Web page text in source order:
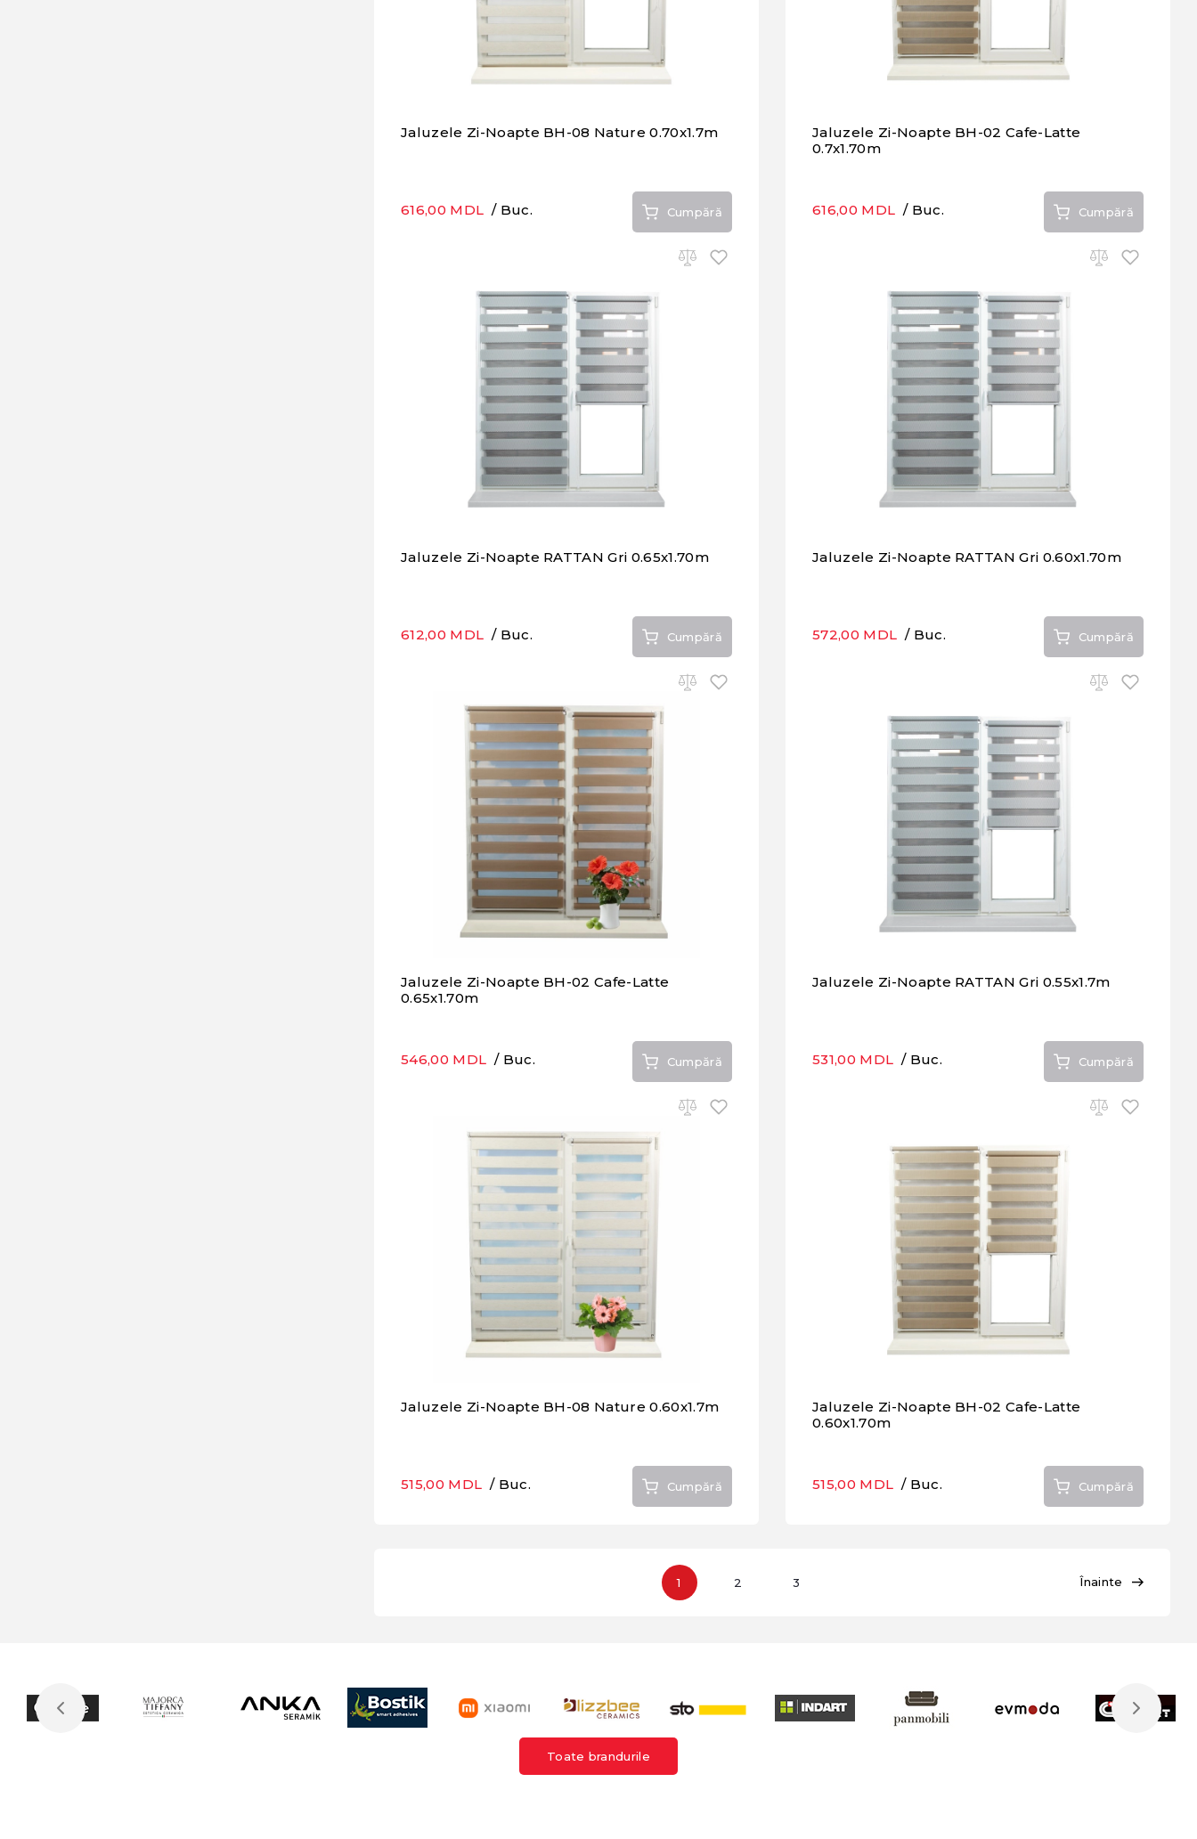
Jaluzele Zi-Noapte BH-08 Nature 0.70x1.7m
616,00 MDL / Buc. Cumpără
Jaluzele Zi-Noapte BH-02 Cafe-Latte
0.7x1.70m
616,00 MDL / Buc. Cumpără
Jaluzele Zi-Noapte RATTAN Gri 0.65x1.70m
612,00 MDL / Buc. Cumpără
Jaluzele Zi-Noapte RATTAN Gri 0.60x1.70m
572,00 MDL / Buc. Cumpără
Jaluzele Zi-Noapte BH-02 Cafe-Latte
0.65x1.70m
546,00 MDL / Buc. Cumpără
Jaluzele Zi-Noapte RATTAN Gri 0.55x1.7m
531,00 MDL / Buc. Cumpără
Jaluzele Zi-Noapte BH-08 Nature 0.60x1.7m
515,00 MDL / Buc. Cumpără
Jaluzele Zi-Noapte BH-02 Cafe-Latte
0.60x1.70m
515,00 MDL / Buc. Cumpără
Înainte
1 2 3
Toate brandurile